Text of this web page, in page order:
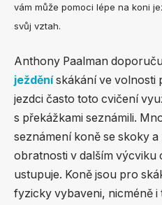
vám může pomoci lépe na koni
svůj vztah.
Anthony Paalman
ježdění skákání ve volnosti
jezdci často toto cvičení
s překážkami seznámili.
seznámení koně se skoky
obratnosti v dalším výcviku
ustupuje. Koně jsou pro
fyzicky vybaveni, nicméně i